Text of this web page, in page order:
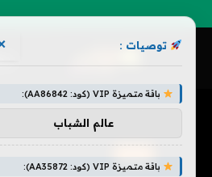
الرئيسية » ترفيه » الأرنب السيئ
توصيات :
باقة متميزة VIP (كود: AA86842):
عالم الشباب
باقة متميزة VIP (كود: AA35872):